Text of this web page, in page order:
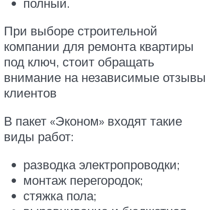
При выборе строительной
компании для ремонта квартиры
под ключ, стоит обращать
внимание на независимые отзывы
клиентов
В пакет «Эконом» входят такие
виды работ:
разводка электропроводки;
монтаж перегородок;
стяжка пола;